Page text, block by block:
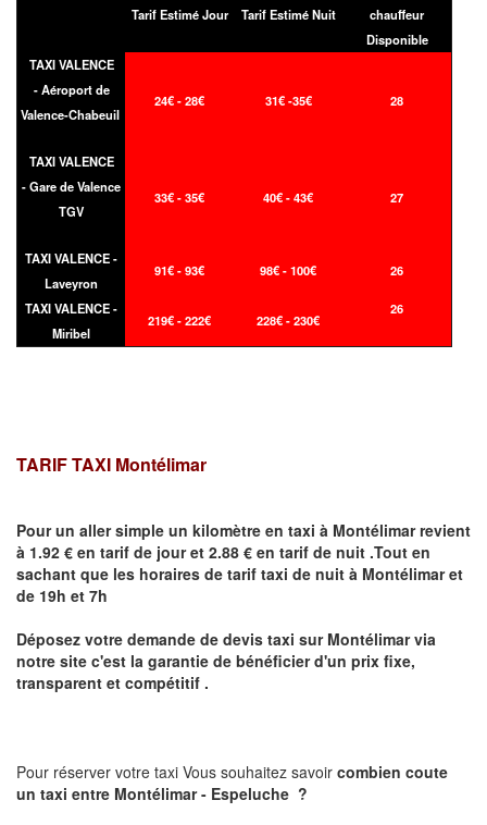
Tarif Estimé Jour Tarif Estimé Nuit
chauffeur
Disponible
TAXI VALENCE
- Aéroport de
Valence-Chabeuil
24€ - 28€ 31€ -35€ 28
TAXI VALENCE
- Gare de Valence
TGV
33€ - 35€ 40€ - 43€ 27
TAXI VALENCE -
Laveyron
91€ - 93€ 98€ - 100€ 26
TAXI VALENCE -
Miribel
219€ - 222€ 228€ - 230€
26
TARIF TAXI Montélimar
Pour un aller simple un kilomètre en taxi à Montélimarrevient
à 1.92 € en tarif de jour et 2.88 € en tarif de nuit .Tout en
sachant que les horaires de tarif taxi de nuit à Montélimar et
de 19h et 7h
Déposez votre demande de devis taxi sur Montélimarvia
notre site c'est la garantie de bénéficier d'un prix fixe,
transparent et compétitif .
Pour réserver votre taxi Vous souhaitez savoir combien coute
un taxi entre Montélimar - Espeluche ?